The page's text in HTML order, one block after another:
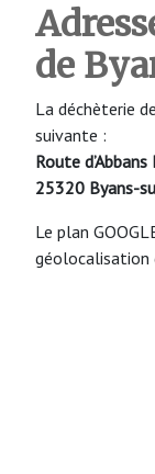
de
La déchèterie
suivante :
Route
25320 Byans-
Le plan
géolocalisation